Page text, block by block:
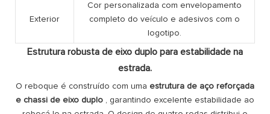
Exterior
Cor personalizada com envelopamento
completo do veículo e adesivos com o
logotipo.
Estrutura robusta de eixo duplo para estabilidade na
estrada.
O reboque é construído com uma estrutura de aço reforçada
e chassi de eixo duplo , garantindo excelente estabilidade ao